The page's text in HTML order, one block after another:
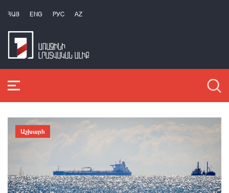
ՀԱՅ ENG РУС AZ
Աշխարհ